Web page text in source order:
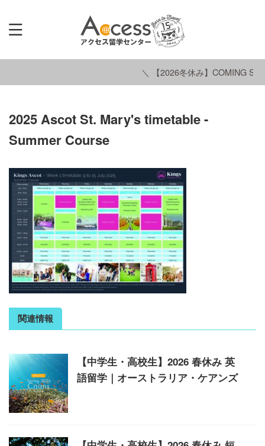
＼ 【2026冬休み】COMING
2025 Ascot St. Mary's timetable -
Summer Course
関連情報
【中学生・高校生】2026 春休み 英
語留学｜オーストラリア・ケアンズ